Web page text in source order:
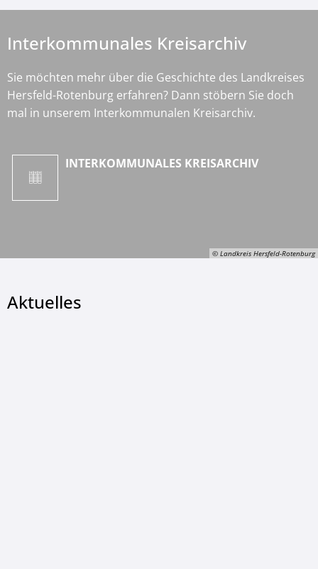
© Landkreis Hersfeld-Rotenburg
Interkommunales Kreisarchiv
Sie möchten mehr über die Geschichte des Landkreises
Hersfeld-Rotenburg erfahren? Dann stöbern Sie doch
mal in unserem Interkommunalen Kreisarchiv.
INTERKOMMUNALES KREISARCHIV
Aktuelles